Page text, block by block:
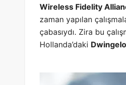
Wireless Fidelity
zaman yapılan
çabasıydı. Zira bu
Hollanda’daki